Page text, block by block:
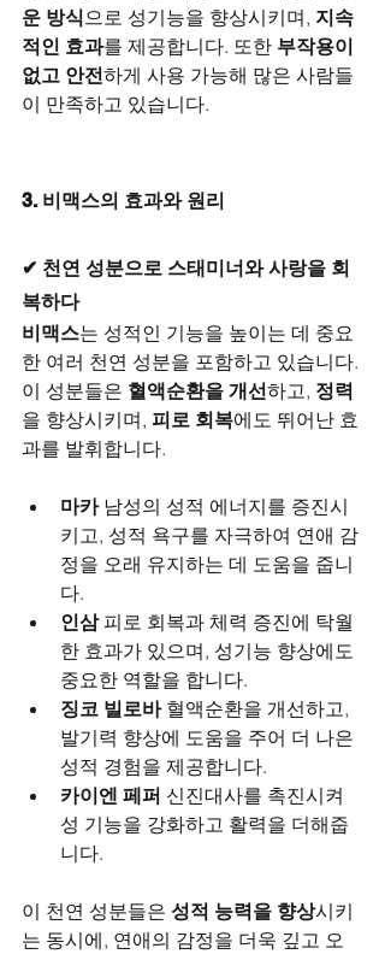
운 방식으로 성기능을 향상시키며, 지속
적인 효과를 제공합니다. 또한 부작용이
없고 안전하게 사용 가능해 많은 사람들
이 만족하고 있습니다.
3. 비맥스의 효과와 원리
✔ 천연 성분으로 스태미너와 사랑을 회
복하다
비맥스는 성적인 기능을 높이는 데 중요
한 여러 천연 성분을 포함하고 있습니다.
이 성분들은 혈액순환을 개선하고, 정력
을 향상시키며, 피로 회복에도 뛰어난 효
과를 발휘합니다.
마카 남성의 성적 에너지를 증진시
키고, 성적 욕구를 자극하여 연애 감
정을 오래 유지하는 데 도움을 줍니
다.
인삼 피로 회복과 체력 증진에 탁월
한 효과가 있으며, 성기능 향상에도
중요한 역할을 합니다.
징코 빌로바 혈액순환을 개선하고,
발기력 향상에 도움을 주어 더 나은
성적 경험을 제공합니다.
카이엔 페퍼 신진대사를 촉진시켜
성 기능을 강화하고 활력을 더해줍
니다.
이 천연 성분들은 성적 능력을 향상시키
는 동시에, 연애의 감정을 더욱 깊고 오